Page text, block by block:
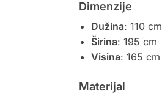
Dimenzije
Dužina: 110 cm
Širina: 195 cm
Visina: 165 cm
Materijal